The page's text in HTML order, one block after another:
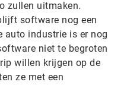
zullen uitmaken.
software nog een
auto industrie is er nog
niet te begroten
willen krijgen op de
ze met een